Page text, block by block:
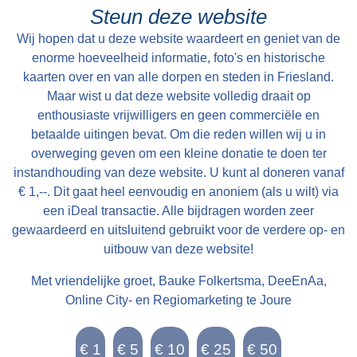
Elke oudejaarsdag komen dorpsbewoners bij
elkaar rondom de klokkenstoel om beurtelings
hangend aan het touw het oude jaar uit te
luiden. Als je op het juiste tijdstip rond de kerk
wandelt, is de klok op de hele en halve uren te
horen met zijn mooie vérdragende klank.
waarvan “36 ponden Hooijland, 31 ponden
Grasland en 7 ponden Reijdland”. Het land ten
zuiden van de boerderij wordt het “lege meden”
genoemd, waaraan het rijeedmeer (rietmeer) ligt.
Het rijeedland (rietland) ligt tegen de “die grote
Rien”. Verder is er nog “6 ponden saedlant
leggende, om ende om op ende an Epas vors.
stins graft”. Deze stinsgracht omsloot de
stinswier en lag tegen het “saedland” aan. Een
andere naam die wordt gebruikt voor stinswier is
‘wijer’. Deze naam komen we tegen in het
Register van aanbreng bij de buurman van Epa
Ighaz op Suderburen. Lolla Taekaz is hier
pachtboer en “dije halve huijssteed mijt die
halve wijer hoert Epa voer XIV st “. Epa Ighaz is
dus eigenaar van de stins op Walma state en
Steun deze website
Wij hopen dat u deze website waardeert en geniet van de
enorme hoeveelheid informatie, foto's en historische
kaarten over en van alle dorpen en steden in Friesland.
Maar wist u dat deze website volledig draait op
enthousiaste vrijwilligers en geen commerciële en
betaalde uitingen bevat. Om die reden willen wij u in
overweging geven om een kleine donatie te doen ter
instandhouding van deze website. U kunt al doneren vanaf
€ 1,--. Dit gaat heel eenvoudig en anoniem (als u wilt) via
een iDeal transactie. Alle bijdragen worden zeer
gewaardeerd en uitsluitend gebruikt voor de verdere op- en
uitbouw van deze website!
Met vriendelijke groet, Bauke Folkertsma, DeeEnAa,
Online City- en Regiomarketing te Joure